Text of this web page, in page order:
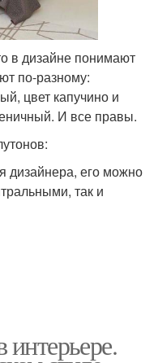
в дизайне понимают
по-разному:
цвет капучино и
И все правы.
дизайнера, его можно
так и
интерьере.